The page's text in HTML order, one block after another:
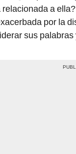
a
por la
sus